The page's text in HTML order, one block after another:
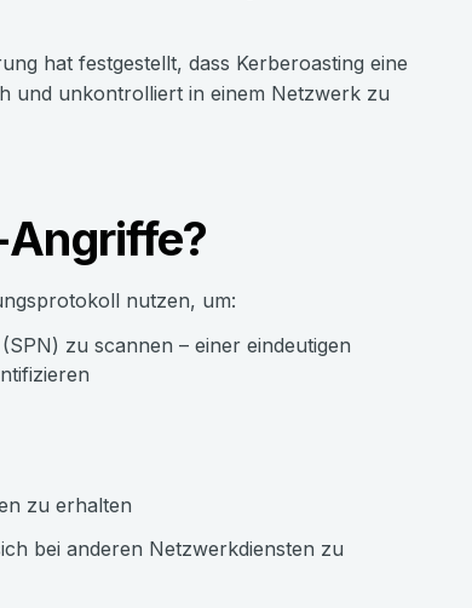
hat festgestellt, dass Kerberoasting eine
und unkontrolliert in einem Netzwerk zu
nutzen, um:
zu scannen – einer eindeutigen
zu erhalten
bei anderen Netzwerkdiensten zu